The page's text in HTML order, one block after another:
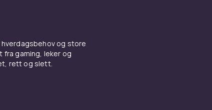
en tidløs skjønnhet og gir deg muligheten til å skape
Hvis du er klar til å utforske akustiske nyanser og
sjelen, er akustiske gitarer noe for deg.
hverdagsbehov og store
fra gaming, leker og
rett og slett.